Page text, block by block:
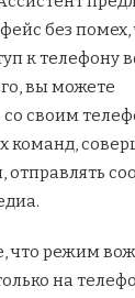
без помех,
к телефону
вы можете
своим
команд,
отправлять
что режим
на